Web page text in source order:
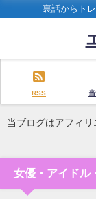
裏話からト
RSS
当ブログはアフィリ
女優・アイドル